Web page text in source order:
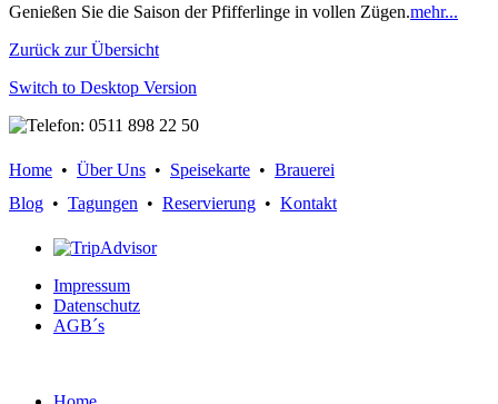
Genießen Sie die Saison der Pfifferlinge in vollen Zügen.mehr...
Zurück zur Übersicht
Switch to Desktop Version
Home • Über Uns • Speisekarte • Brauerei
Blog • Tagungen • Reservierung • Kontakt
Impressum
Datenschutz
AGB´s